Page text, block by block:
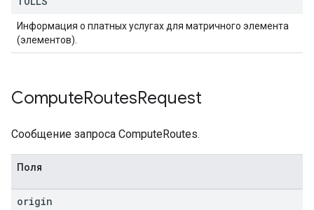
Информация о платных услугах для матричного элемента
(элементов).
ComputeRoutesRequest
Сообщение запроса ComputeRoutes.
Поля
origin